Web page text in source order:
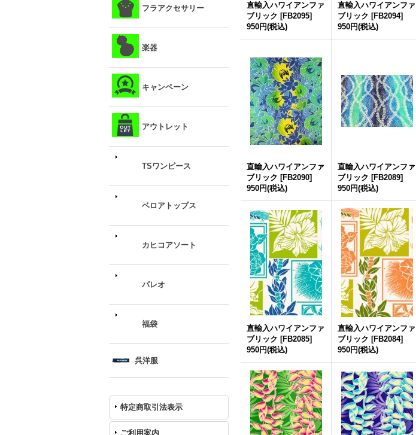
フラアクセサリー
楽器
キャンペーン
アウトレット
TSワンピース
ベロアトップス
カヒコアソート
パレオ
福袋
呉洋服
特定商取引法表示
ご利用案内
直輸入ハワイアンファ
ブリック [FB2095]
950円(税込)
直輸入ハワイアンファ
ブリック [FB2094]
950円(税込)
直輸入ハワイアンファ
ブリック [FB2090]
950円(税込)
直輸入ハワイアンファ
ブリック [FB2089]
950円(税込)
直輸入ハワイアンファ
ブリック [FB2085]
950円(税込)
直輸入ハワイアンファ
ブリック [FB2084]
950円(税込)